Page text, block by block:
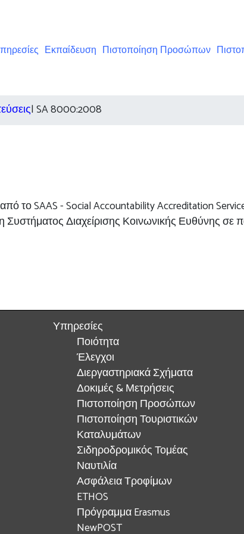
Εκπαίδευση Πιστοποίηση Προσώπων
| SA 8000:2008
από το SAAS - Social Accountability Accreditation
Διαχείρισης Κοινωνικής Ευθύνης
Υπηρεσίες
Ποιότητα
Έλεγχοι
Διεργαστηριακά Σχήματα
Δοκιμές & Μετρήσεις
Πιστοποίηση Προσώπων
Πιστοποίηση Τουριστικών
Καταλυμάτων
Σιδηροδρομικός Τομέας
Ναυτιλία
Ασφάλεια Τροφίμων
ETHOS
Πρόγραμμα Erasmus
NewPOST